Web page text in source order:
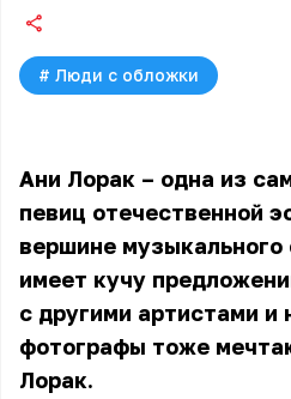
# Люди с обложки
Ани Лорак – одна из
певиц отечественной
вершине
имеет кучу
с другими артистами и
фотографы тоже
Лорак.